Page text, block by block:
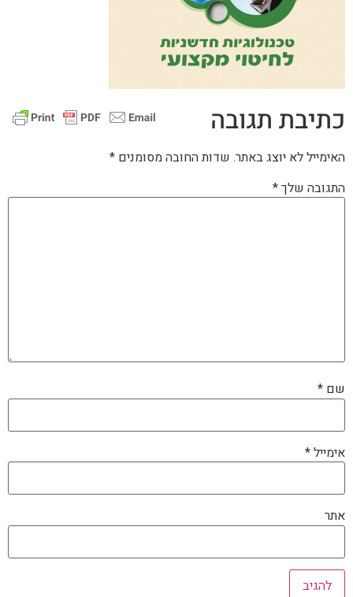
כתיבת תגובה
האימייל לא יוצג באתר. שדות החובה מסומנים *
התגובה שלך*
שם *
אימייל*
אתר